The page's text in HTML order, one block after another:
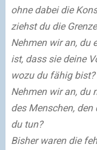
ohne dabei die
ziehst du die
Nehmen wir an, du
ist, dass sie deine
wozu du fähig bist?
Nehmen wir an, du
des Menschen, den
du tun?
Bisher waren die